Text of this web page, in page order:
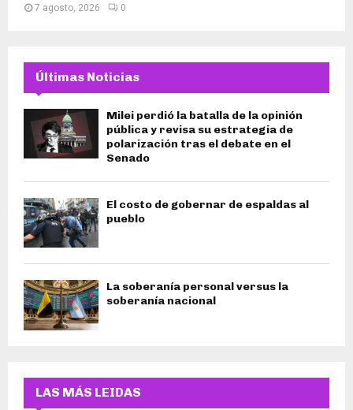
7 agosto, 2026 0
Últimas Noticias
Milei perdió la batalla de la opinión
pública y revisa su estrategia de
polarización tras el debate en el
Senado
El costo de gobernar de espaldas al
pueblo
La soberanía personal versus la
soberanía nacional
LAS MÁS LEIDAS